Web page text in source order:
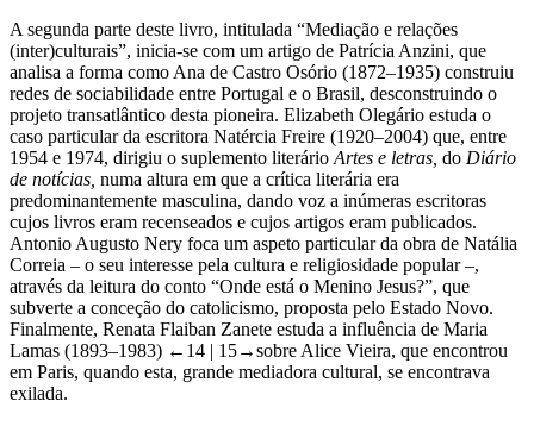
A segunda parte deste livro, intitulada “Mediação e relações
(inter)culturais”, inicia-se com um artigo de Patrícia Anzini, que
analisa a forma como Ana de Castro Osório (1872–1935) construiu
redes de sociabilidade entre Portugal e o Brasil, desconstruindo o
projeto transatlântico desta pioneira. Elizabeth Olegário estuda o
caso particular da escritora Natércia Freire (1920–2004) que, entre
1954 e 1974, dirigiu o suplemento literário Artes e letras, do Diário
de notícias, numa altura em que a crítica literária era
predominantemente masculina, dando voz a inúmeras escritoras
cujos livros eram recenseados e cujos artigos eram publicados.
Antonio Augusto Nery foca um aspeto particular da obra de Natália
Correia – o seu interesse pela cultura e religiosidade popular –,
através da leitura do conto “Onde está o Menino Jesus?”, que
subverte a conceção do catolicismo, proposta pelo Estado Novo.
Finalmente, Renata Flaiban Zanete estuda a influência de Maria
Lamas (1893–1983) ←14 | 15→sobre Alice Vieira, que encontrou
em Paris, quando esta, grande mediadora cultural, se encontrava
exilada.